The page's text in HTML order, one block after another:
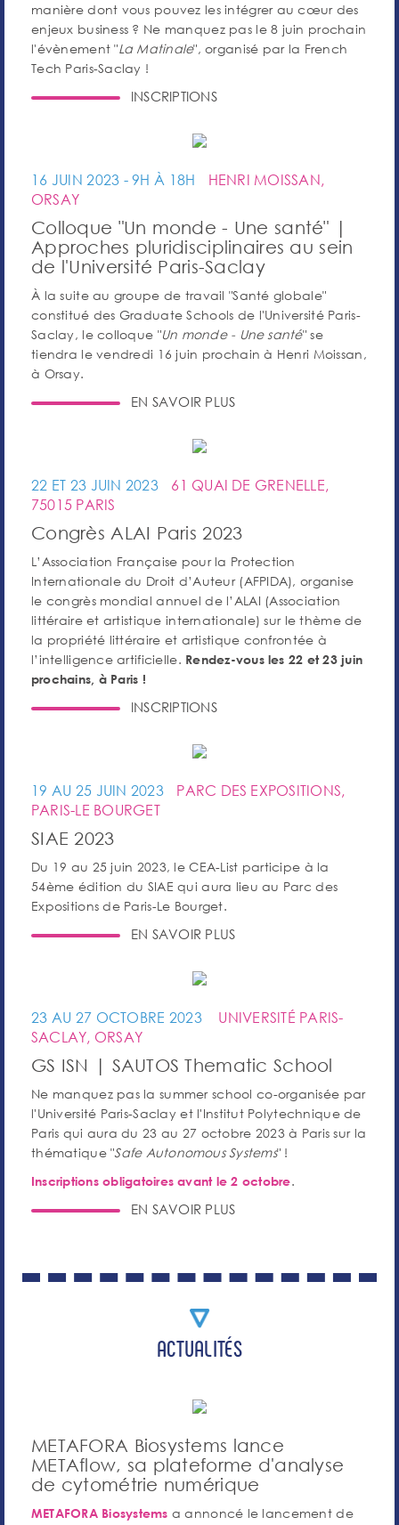
manière dont vous pouvez les intégrer au cœur des
enjeux business ? Ne manquez pas le 8 juin prochain
l'évènement "La Matinale", organisé par la French
Tech Paris-Saclay !
INSCRIPTIONS
16 JUIN 2023 - 9H À 18H
HENRI MOISSAN,
ORSAY
Colloque "Un monde - Une santé" |
Approches pluridisciplinaires au sein
de l'Université Paris-Saclay
À la suite au groupe de travail "Santé globale"
constitué des Graduate Schools de l'Université Paris-
Saclay, le colloque "Un monde - Une santé" se
tiendra le vendredi 16 juin prochain à Henri Moissan,
à Orsay.
EN SAVOIR PLUS
22 ET 23 JUIN 2023
61 QUAI DE GRENELLE,
75015 PARIS
Congrès ALAI Paris 2023
L’Association Française pour la Protection
Internationale du Droit d’Auteur (AFPIDA), organise
le congrès mondial annuel de l’ALAI (Association
littéraire et artistique internationale) sur le thème de
la propriété littéraire et artistique confrontée à
l’intelligence artificielle. Rendez-vous les 22 et 23 juin
prochains, à Paris !
INSCRIPTIONS
19 AU 25 JUIN 2023
PARC DES EXPOSITIONS,
PARIS-LE BOURGET
SIAE 2023
Du 19 au 25 juin 2023, le CEA-List participe à la
54ème édition du SIAE qui aura lieu au Parc des
Expositions de Paris-Le Bourget.
EN SAVOIR PLUS
23 AU 27 OCTOBRE 2023
UNIVERSITÉ PARIS-
SACLAY, ORSAY
GS ISN | SAUTOS Thematic School
Ne manquez pas la summer school co-organisée par
l'Université Paris-Saclay et l'Institut Polytechnique de
Paris qui aura du 23 au 27 octobre 2023 à Paris sur la
thématique "Safe Autonomous Systems" !
Inscriptions obligatoires avant le 2 octobre.
EN SAVOIR PLUS
ACTUALITÉS
METAFORA Biosystems lance
METAflow, sa plateforme d'analyse
de cytométrie numérique
METAFORA Biosystems a annoncé le lancement de